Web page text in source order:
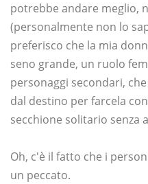
potrebbe andare meglio,
(personalmente non lo
preferisco che la mia
seno grande, un ruolo
personaggi secondari,
dal destino per farcela
secchione solitario senza
Oh, c'è il fatto che i
un peccato.